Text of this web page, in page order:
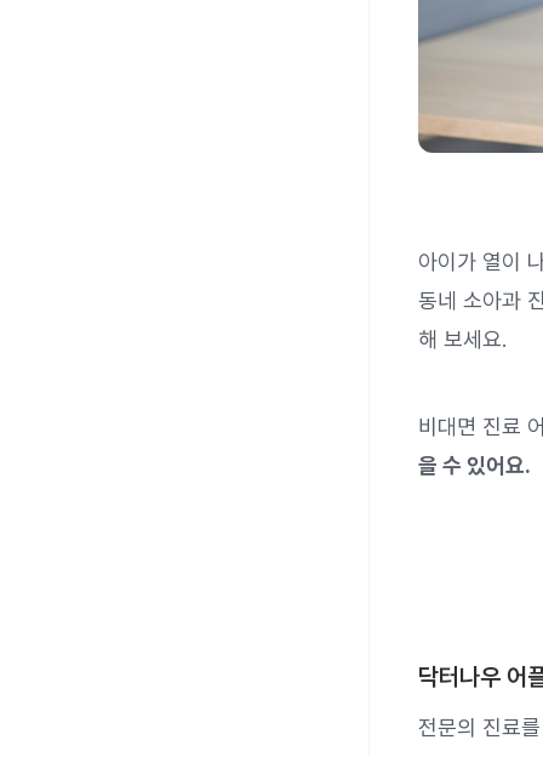
아이가 열이
동네 소아과
해 보세요.
비대면 진료
을 수 있어요.
닥터나우 어
전문의 진료